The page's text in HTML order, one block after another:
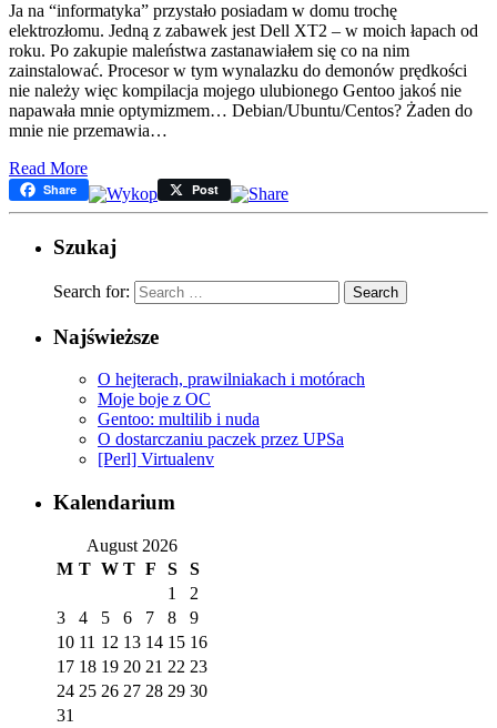
Ja na “informatyka” przystało posiadam w domu trochę
elektrozłomu. Jedną z zabawek jest Dell XT2 – w moich łapach od
roku. Po zakupie maleństwa zastanawiałem się co na nim
zainstalować. Procesor w tym wynalazku do demonów prędkości
nie należy więc kompilacja mojego ulubionego Gentoo jakoś nie
napawała mnie optymizmem… Debian/Ubuntu/Centos? Żaden do
mnie nie przemawia…
Read More
Share Post
Szukaj
Search for:
Najświeższe
O hejterach, prawilniakach i motórach
Moje boje z OC
Gentoo: multilib i nuda
O dostarczaniu paczek przez UPSa
[Perl] Virtualenv
Kalendarium
August 2026
M T W T F S S
1
2
3
4 5 6 7 8
9
10 11 12 13 14 15 16
17 18 19 20 21 22 23
24 25 26 27 28 29 30
31